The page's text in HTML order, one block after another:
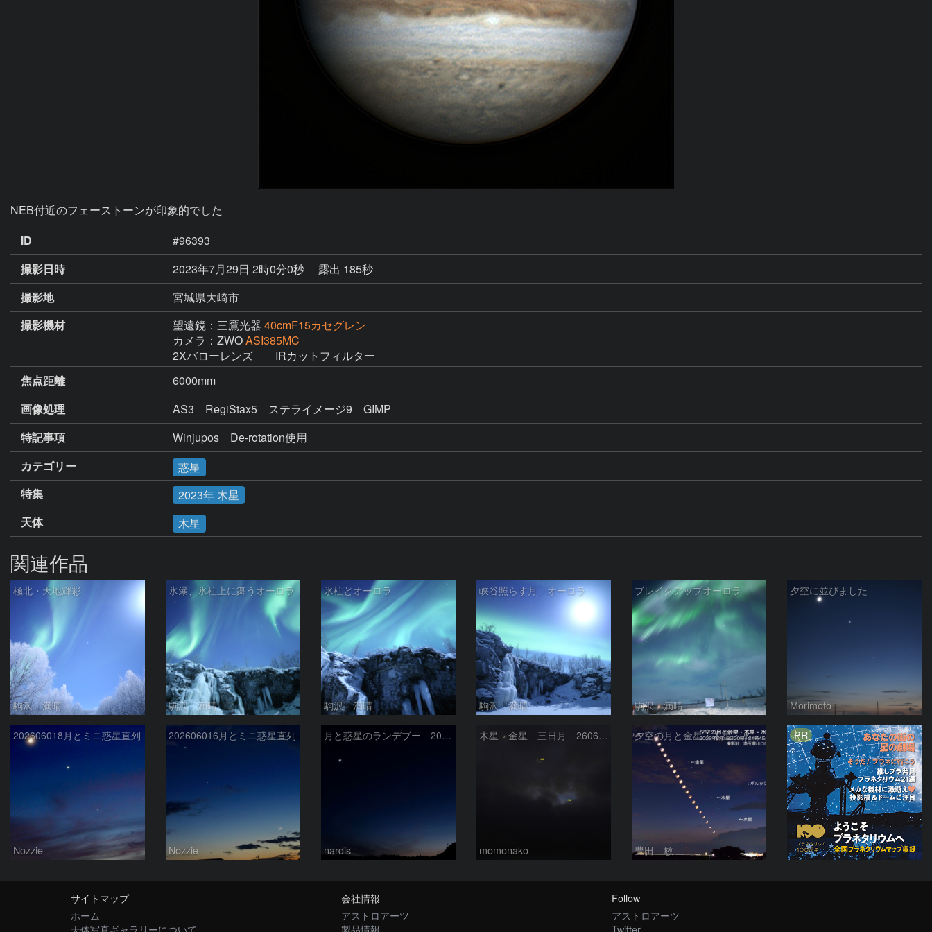
NEB付近のフェーストーンが印象的でした
ID
#96393
撮影日時
2023年7月29日 2時0分0秒
露出 185秒
撮影地
宮城県大崎市
撮影機材
望遠鏡：三鷹光器 40cmF15カセグレン
カメラ：ZWOASI385MC
2Xバローレンズ　　IRカットフィルター
焦点距離
6000mm
画像処理
特記事項
Winjupos    De-rotation使用
カテゴリー
惑星
特集
2023年 木星
天体
木星
関連作品
極北・天地輝彩
駒沢 満晴
氷瀑、氷柱上に舞うオーロラ
駒沢 満晴
氷柱とオーロラ
駒沢 満晴
峡谷照らす月、オーロラ
駒沢 満晴
ブレイクアップオーロラ
駒沢 満晴
夕空に並びました
Morimoto
202606018月とミニ惑星直列
Nozzie
202606016月とミニ惑星直列
Nozzie
月と惑星のランデブー 2026/06/19
nardis
木星 金星 三日月 260618
momonako
夕空の月と金星・木星・水星の接近 2026/6/18
豊田 敏
PR
サイトマップ
ホーム
天体写真ギャラリーについて
会社情報
アストロアーツ
製品情報
Follow
アストロアーツ
Twitter